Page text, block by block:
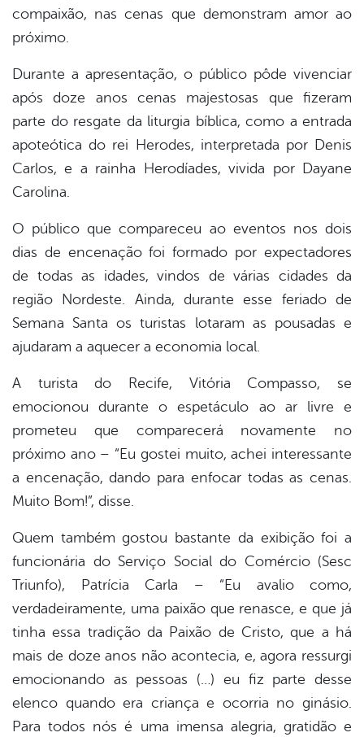
compaixão, nas cenas que demonstram amor ao
próximo.
Durante a apresentação, o público pôde vivenciar
após doze anos cenas majestosas que fizeram
parte do resgate da liturgia bíblica, como a entrada
apoteótica do rei Herodes, interpretada por Denis
Carlos, e a rainha Herodíades, vivida por Dayane
Carolina.
O público que compareceu ao eventos nos dois
dias de encenação foi formado por expectadores
de todas as idades, vindos de várias cidades da
região Nordeste. Ainda, durante esse feriado de
Semana Santa os turistas lotaram as pousadas e
ajudaram a aquecer a economia local.
A turista do Recife, Vitória Compasso, se
emocionou durante o espetáculo ao ar livre e
prometeu que comparecerá novamente no
próximo ano – “Eu gostei muito, achei interessante
a encenação, dando para enfocar todas as cenas.
Muito Bom!”, disse.
Quem também gostou bastante da exibição foi a
funcionária do Serviço Social do Comércio (Sesc
Triunfo), Patrícia Carla – “Eu avalio como,
verdadeiramente, uma paixão que renasce, e que já
tinha essa tradição da Paixão de Cristo, que a há
mais de doze anos não acontecia, e, agora ressurgi
emocionando as pessoas (…) eu fiz parte desse
elenco quando era criança e ocorria no ginásio.
Para todos nós é uma imensa alegria, gratidão e